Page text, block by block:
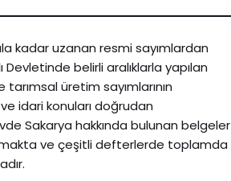
kadar uzanan resmi sayımlardan
Devletinde belirli aralıklarla yapılan
üretim sayımlarının
idari konuları doğrudan
Sakarya hakkında bulunan belgeler
ve çeşitli defterlerde toplamda